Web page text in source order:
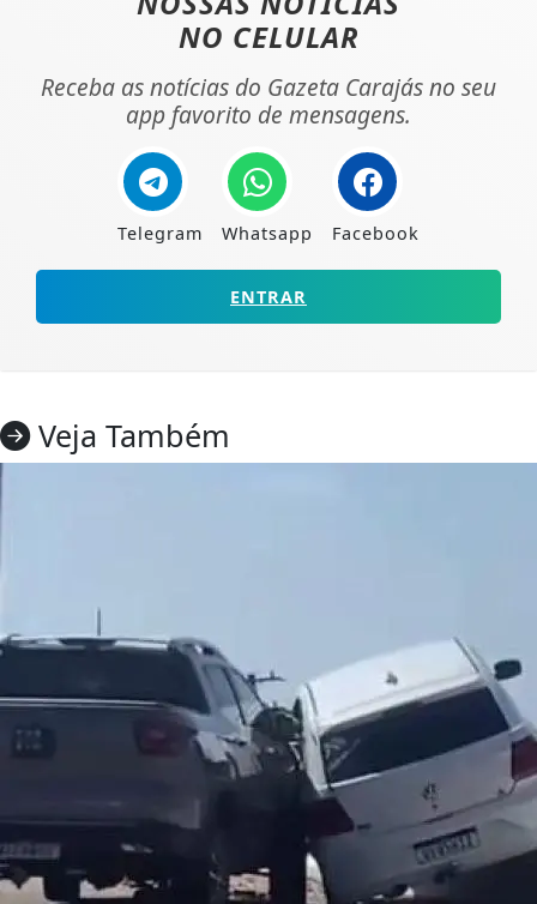
NO CELULAR
Receba as notícias do Gazeta Carajás no seu
app favorito de mensagens.
Telegram Whatsapp Facebook
ENTRAR
Veja Também